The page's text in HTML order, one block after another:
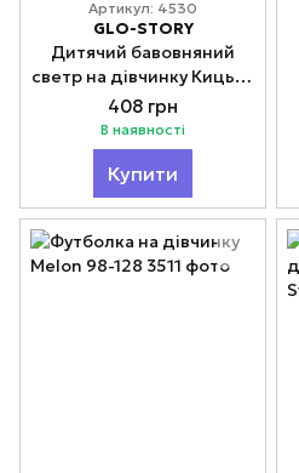
Артикул: 4530
GLO-STORY
Дитячий бавовняний
светр на дівчинку Кицьки
98-122
408 грн
В наявності
Купити